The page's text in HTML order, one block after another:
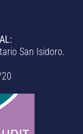
San Isidoro.
20